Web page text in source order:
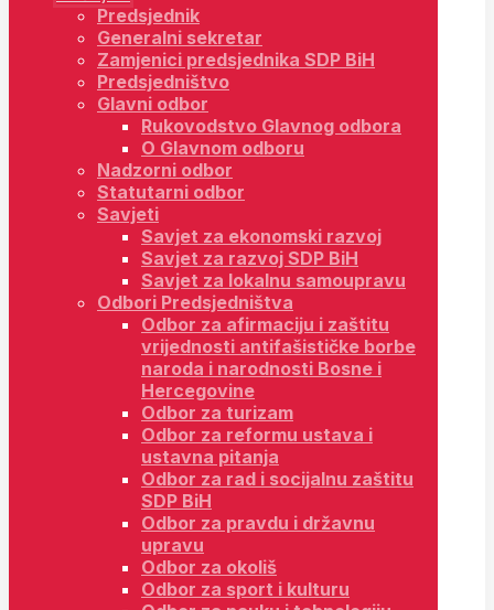
Predsjednik
Generalni sekretar
Zamjenici predsjednika SDP BiH
Predsjedništvo
Glavni odbor
Rukovodstvo Glavnog odbora
O Glavnom odboru
Nadzorni odbor
Statutarni odbor
Savjeti
Savjet za ekonomski razvoj
Savjet za razvoj SDP BiH
Savjet za lokalnu samoupravu
Odbori Predsjedništva
Odbor za afirmaciju i zaštitu
vrijednosti antifašističke borbe
naroda i narodnosti Bosne i
Hercegovine
Odbor za turizam
Odbor za reformu ustava i
ustavna pitanja
Odbor za rad i socijalnu zaštitu
SDP BiH
Odbor za pravdu i državnu
upravu
Odbor za okoliš
Odbor za sport i kulturu